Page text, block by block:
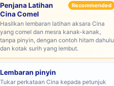
Penjana Latihan
Cina Comel
Recommended
Hasilkan lembaran latihan aksara Cina
yang comel dan mesra kanak-kanak,
tanpa pinyin, dengan contoh hitam dahulu
dan kotak surih yang lembut.
Lembaran pinyin
Tukar perkataan Cina kepada petunjuk